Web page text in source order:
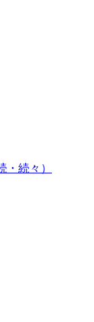
・続々）